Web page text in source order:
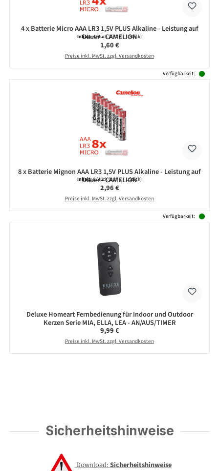
4 x Batterie Micro AAA LR3 1,5V PLUS Alkaline - Leistung auf
Dauer - CAMELION
Inhalt:4 Stück(0,40 € / 1 Stück)
Regulärer Preis:
1,60 €
Preise inkl. MwSt. zzgl. Versandkosten
Verfügbarkeit:
8 x Batterie Mignon AAA LR3 1,5V PLUS Alkaline - Leistung auf
Dauer - CAMELION
Inhalt:8 Stück(0,37 € / 1 Stück)
Regulärer Preis:
2,96 €
Preise inkl. MwSt. zzgl. Versandkosten
Verfügbarkeit:
Deluxe Homeart Fernbedienung für Indoor und Outdoor
Kerzen Serie MIA, ELLA, LEA - AN/AUS/TIMER
Regulärer Preis:
9,99 €
Preise inkl. MwSt. zzgl. Versandkosten
Sicherheitshinweise
Download:Sicherheitshinweise